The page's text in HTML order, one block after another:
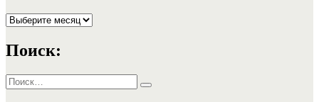
Архивы
Поиск:
Искать:
Поиск